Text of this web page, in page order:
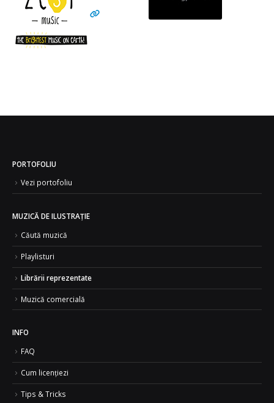
PORTOFOLIU
Vezi portofoliu
MUZICĂ DE ILUSTRAȚIE
Căută muzică
Playlisturi
Librării reprezentate
Muzică comercială
INFO
FAQ
Cum licențiezi
Tips & Tricks